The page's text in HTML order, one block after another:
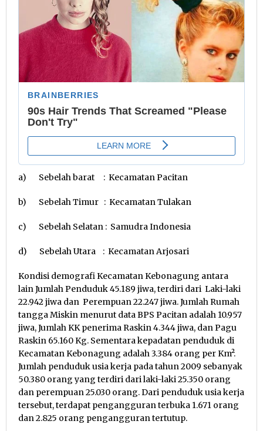
a) Sebelah barat : Kecamatan Pacitan
b) Sebelah Timur : Kecamatan Tulakan
c) Sebelah Selatan : Samudra Indonesia
d) Sebelah Utara : Kecamatan Arjosari
Kondisi demografi Kecamatan Kebonagung antara
lain Jumlah Penduduk 45.189 jiwa, terdiri dari Laki-laki
22.942 jiwa dan Perempuan 22.247 jiwa. Jumlah Rumah
tangga Miskin menurut data BPS Pacitan adalah 10.957
jiwa, Jumlah KK penerima Raskin 4.344 jiwa, dan Pagu
Raskin 65.160 Kg. Sementara kepadatan penduduk di
Kecamatan Kebonagung adalah 3.384 orang per Km².
Jumlah penduduk usia kerja pada tahun 2009 sebanyak
50.380 orang yang terdiri dari laki-laki 25.350 orang
dan perempuan 25.030 orang. Dari penduduk usia kerja
tersebut, terdapat pengangguran terbuka 1.671 orang
dan 2.825 orang pengangguran tertutup.